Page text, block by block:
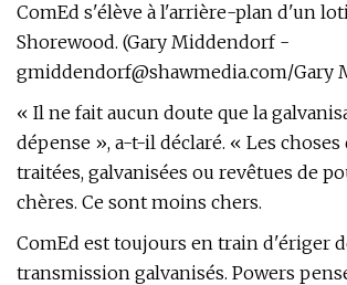
ComEd s'élève à l'arrière-plan d'un
Shorewood. (Gary Middendorf -
gmiddendorf@shawmedia.com/Gary
« Il ne fait aucun doute que la
dépense », a-t-il déclaré. « Les
traitées, galvanisées ou revêtues de
chères. Ce sont moins chers.
ComEd est toujours en train d'ériger
transmission galvanisés. Powers